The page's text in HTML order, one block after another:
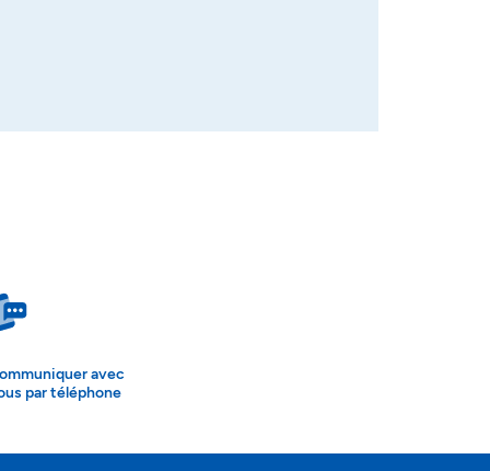
avec
par téléphone